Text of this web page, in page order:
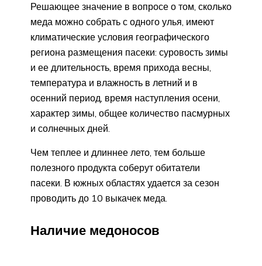
Решающее значение в вопросе о том, сколько
меда можно собрать с одного улья, имеют
климатические условия географического
региона размещения пасеки: суровость зимы
и ее длительность, время прихода весны,
температура и влажность в летний и в
осенний период, время наступления осени,
характер зимы, общее количество пасмурных
и солнечных дней.
Чем теплее и длиннее лето, тем больше
полезного продукта соберут обитатели
пасеки. В южных областях удается за сезон
проводить до 10 выкачек меда.
Наличие медоносов